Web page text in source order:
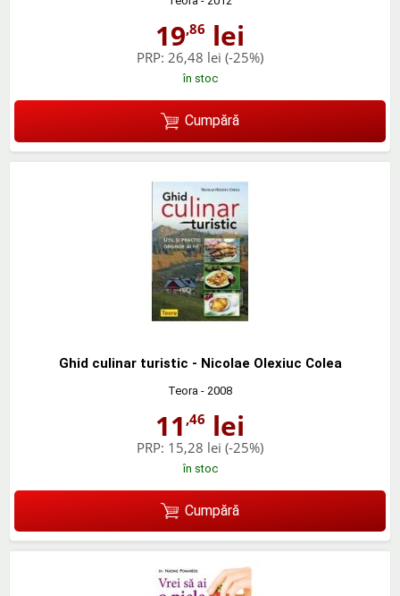
19,86 lei
PRP: 26,48 lei (-25%)
în stoc
Cumpără
Ghid culinar turistic - Nicolae Olexiuc Colea
Teora - 2008
11 ,46 lei
PRP: 15,28 lei (-25%)
în stoc
Cumpără